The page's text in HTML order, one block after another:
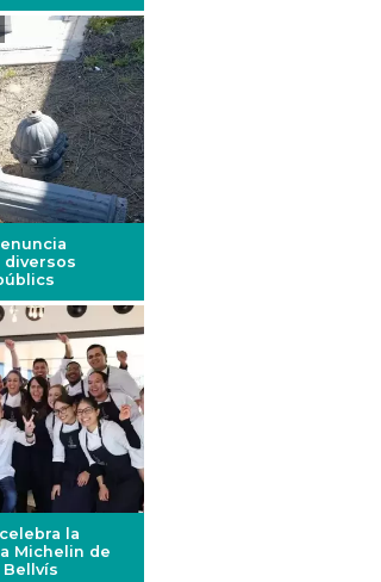
diversos
la
Michelin de
Bellvís